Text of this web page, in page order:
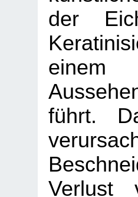
der
einem
führt.
Verlust